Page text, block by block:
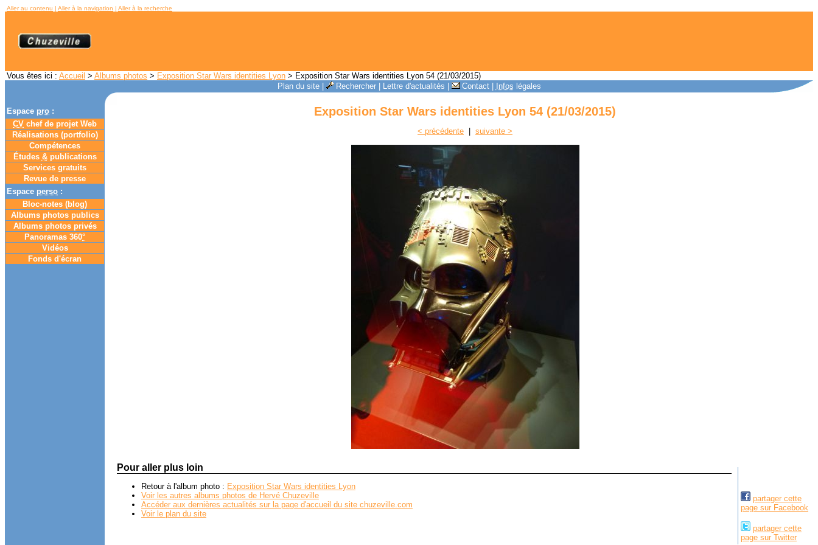
Aller au contenu | Aller à la navigation | Aller à la recherche
Vous êtes ici : Accueil > Albums photos > Exposition Star Wars identities Lyon > Exposition Star Wars identities Lyon 54 (21/03/2015)
Plan du site| Rechercher| Lettre d'actualités Contact| Infos légales
Espace pro :
CV chef de projet Web
Réalisations (portfolio)
Compétences
Études &publications
Services gratuits
Revue de presse
Espace perso :
Bloc-notes (blog)
Albums photos publics
Albums photos privés
Panoramas 360°
Vidéos
Fonds d'écran
Exposition Star Wars identities Lyon 54 (21/03/2015)
< précédente suivante >
partager cette
page sur Facebook
partager cette
page sur Twitter
Pour aller plus loin
Retour à l'album photo : Exposition Star Wars identities Lyon
Voir les autres albums photos de Hervé Chuzeville
Accéder aux dernières actualités sur la page d'accueil du site chuzeville.com
Voir le plan du site